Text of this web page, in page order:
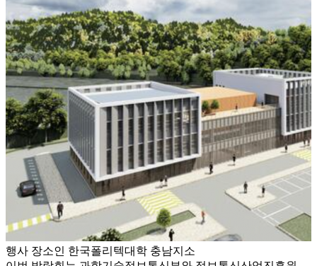
행사 장소인 한국폴리텍대학 충남지소